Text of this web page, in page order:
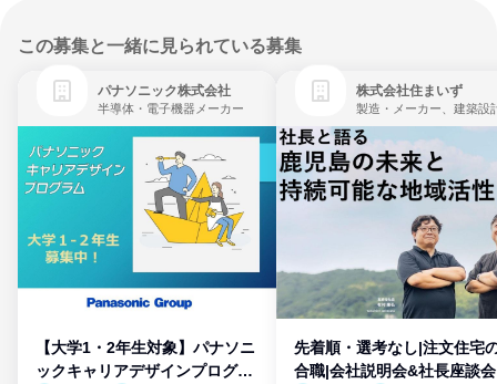
この募集と一緒に見られている募集
パナソニック株式会社
半導体・電子機器メーカー
【大学1・2年生対象】パナソニ
ックキャリアデザインプログラ
株式会社住まいず
製造・メーカー、建築設
先着順・選考なし|注文住宅
合職|会社説明会&社長座談会